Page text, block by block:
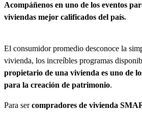
Acompáñenos en uno de los eventos
viviendas mejor calificados del país*
El consumidor promedio desconoce la
vivienda, los increíbles programas
propietario de una vivienda es uno de
para la creación de patrimonio.
Para sercompradores de vivienda